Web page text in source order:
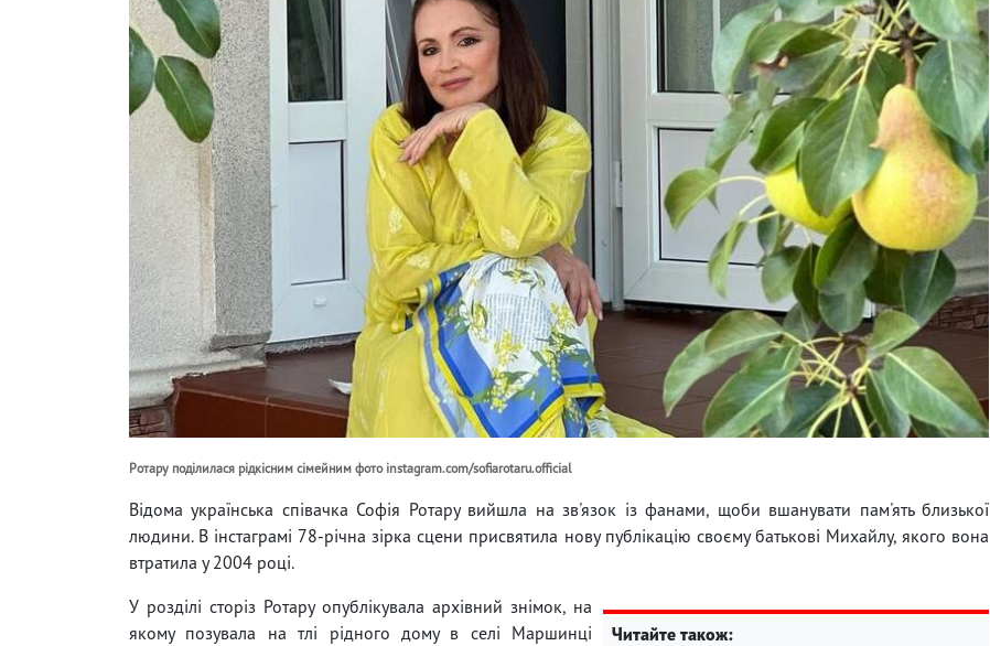
Ротару поділилася рідкісним сімейним фото instagram.com/sofiarotaru.official
Відома українська співачка Софія Ротару вийшла на зв'язок із фанами, щоби вшанувати пам'ять близької
людини. В інстаграмі 78-річна зірка сцени присвятила нову публікацію своєму батькові Михайлу, якого вона
втратила у 2004 році.
Читайте також:
У розділі сторіз Ротару опублікувала архівний знімок, на
якому позувала на тлі рідного дому в селі Маршинці